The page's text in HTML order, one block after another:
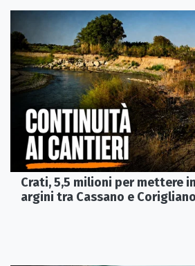
Crati, 5,5 milioni per mettere
argini tra Cassano e